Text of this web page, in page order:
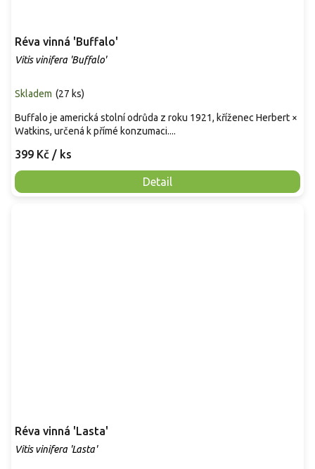
Réva vinná 'Buffalo'
Vitis vinifera 'Buffalo'
Skladem (27 ks)
399 Kč / ks
Detail
Buffalo je americká stolní odrůda z roku 1921, kříženec Herbert ×
Watkins, určená k přímé konzumaci....
Réva vinná 'Lasta'
Vitis vinifera 'Lasta'